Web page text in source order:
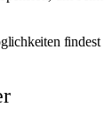
findest